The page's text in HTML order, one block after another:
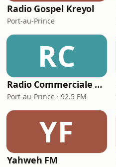
Radio Gospel Kreyol
Port-au-Prince
RC
Radio Commerciale d'Haiti
Port-au-Prince · 92.5 FM
YF
Yahweh FM